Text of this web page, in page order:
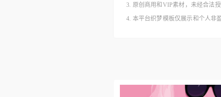
3. 原创商用和VIP素材，未经合法
4. 本平台织梦模板仅展示和个人非